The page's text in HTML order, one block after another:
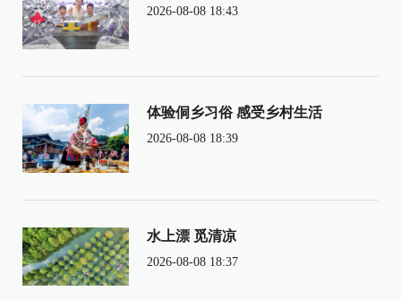
2026-08-08 18:43
体验侗乡习俗 感受乡村生活
2026-08-08 18:39
水上漂 觅清凉
2026-08-08 18:37